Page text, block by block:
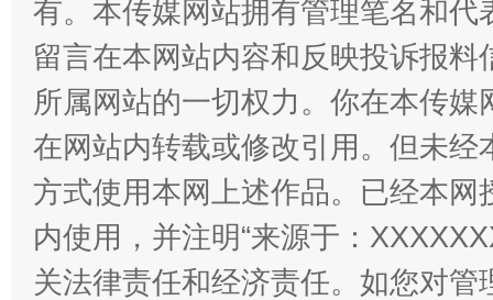
站台名比不上好声名
有。本传媒网站拥有管理笔名和
留言在本网站内容和反映投诉报
所属网站的一切权力。你在本传
在网站内转载或修改引用。但未
方式使用本网上述作品。已经本
内使用，并注明“来源于：
关法律责任和经济责任。如您对